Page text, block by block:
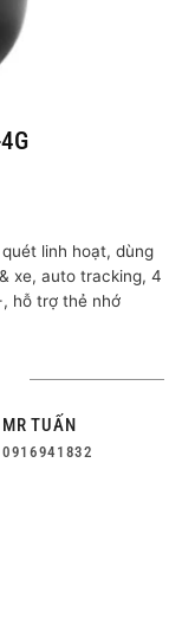
linh hoạt, dùng
xe, auto tracking, 4
hỗ trợ thẻ nhớ
MR TUẤN
0916941832